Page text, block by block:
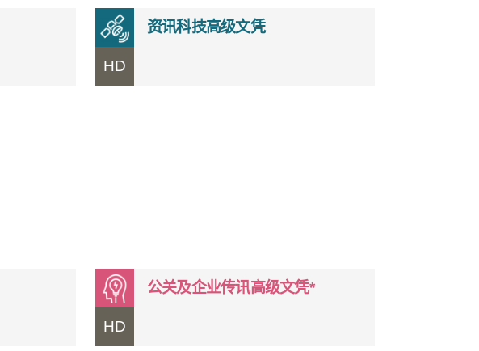
HD
资讯科技高级文凭
HD
公关及企业传讯高级文凭*